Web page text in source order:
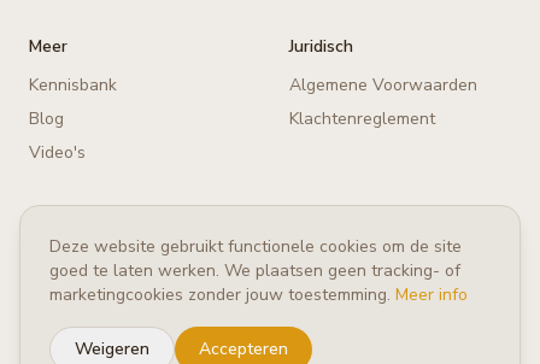
Meer
Kennisbank
Blog
Video's
Juridisch
Algemene Voorwaarden
Klachtenreglement
©2026Healthy Brains — Neurofeedback & Psychosociale
Begeleiding Terborg, Achterhoek, Gelderland. Alle rechten
voorbehouden.
Lid van NVNF
Deze website gebruikt functionele cookies om de site
goed te laten werken. We plaatsen geen tracking- of
marketingcookies zonder jouw toestemming. Meer info
Weigeren Accepteren